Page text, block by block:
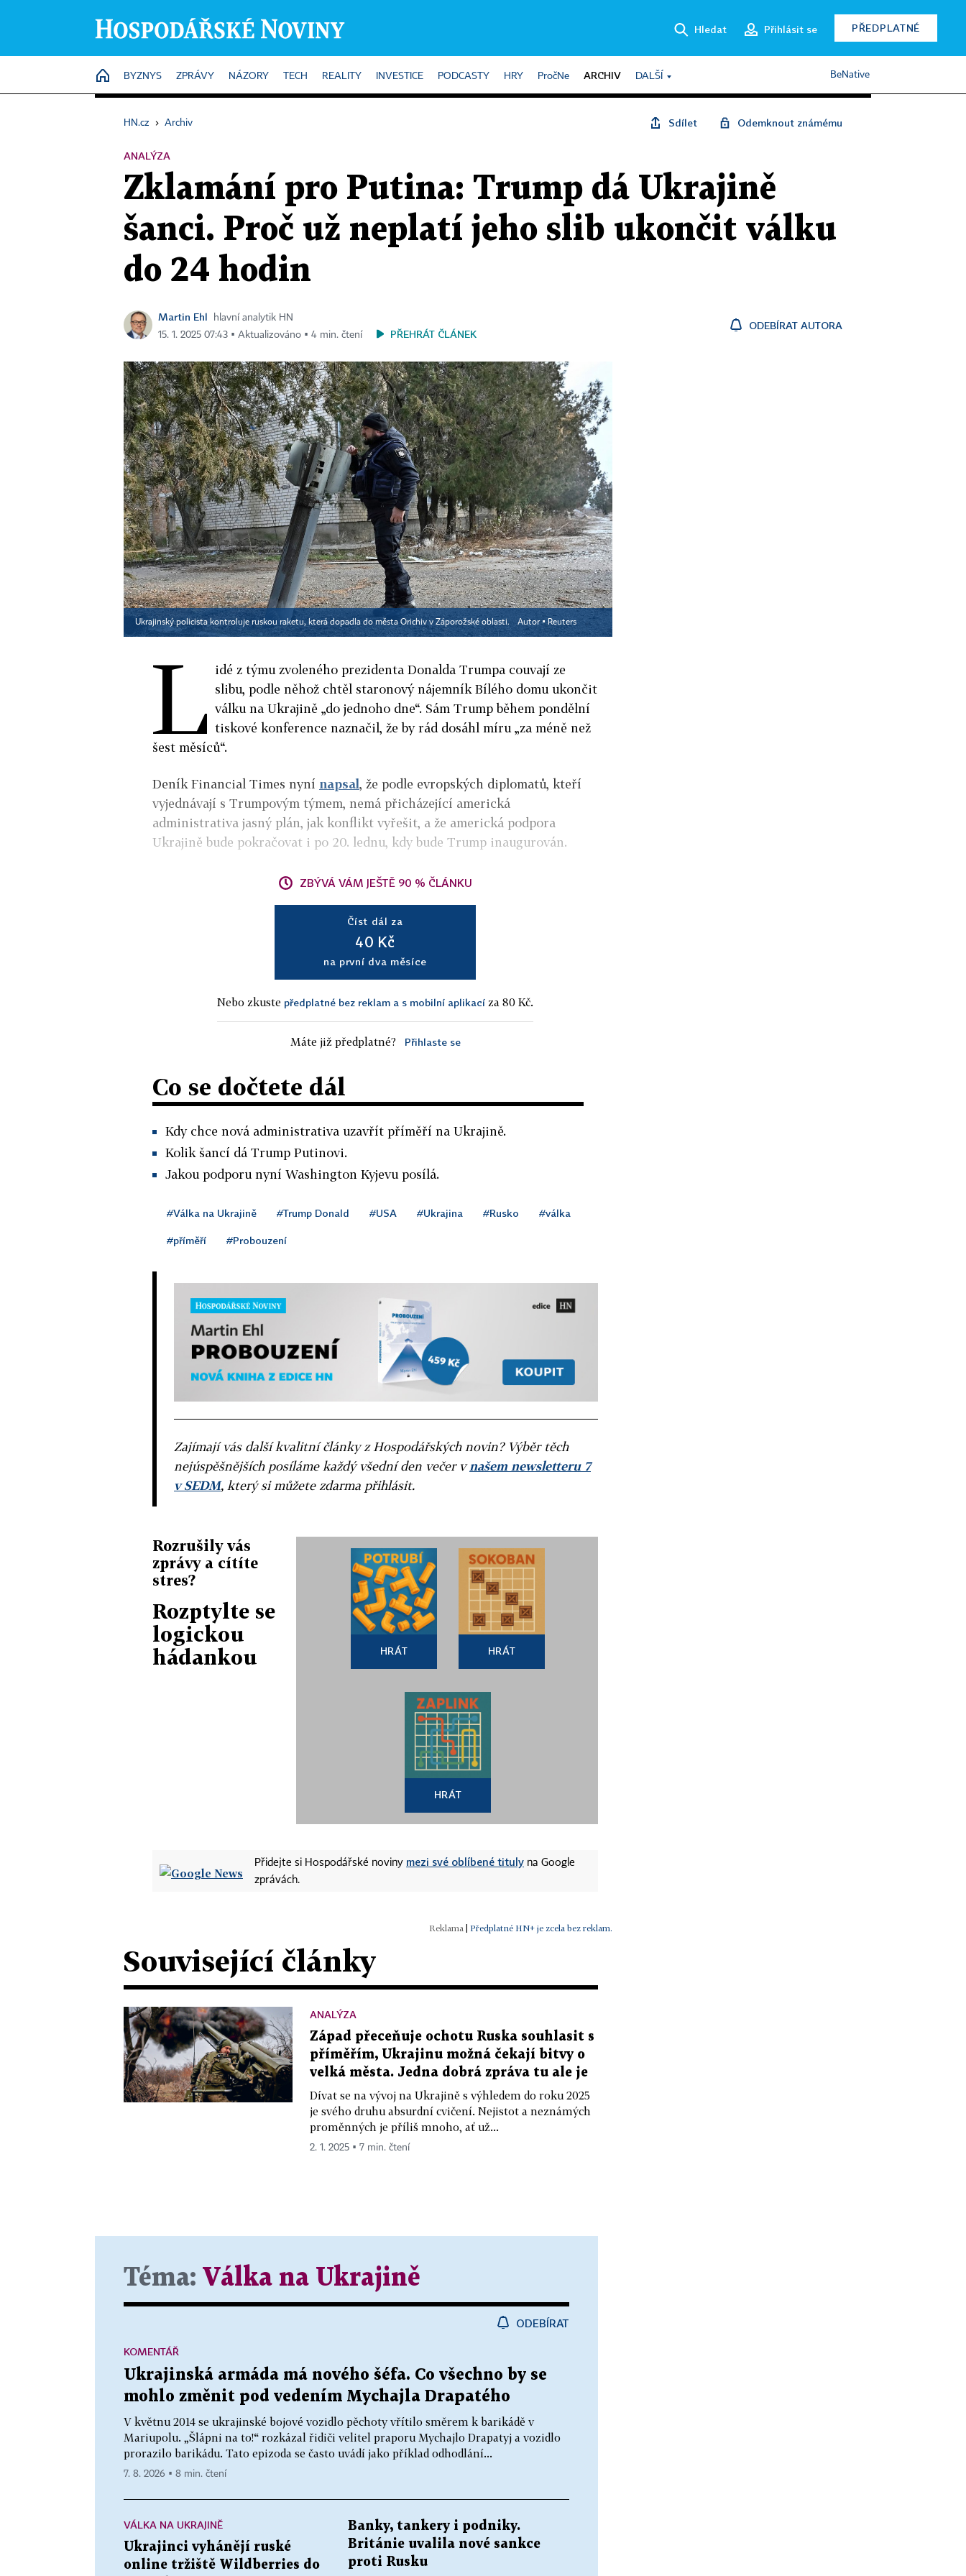
Hledat Přihlásit se PŘEDPLATNÉ
HOME
BYZNYS ZPRÁVY NÁZORY TECH REALITY INVESTICE PODCASTY HRY PročNe ARCHIV DALŠÍ BeNative
HN.cz › Archiv Sdílet Odemknout známému
ANALÝZA
Zklamání pro Putina: Trump dá Ukrajině
šanci. Proč už neplatí jeho slib ukončit válku
do 24 hodin
Martin Ehl
hlavní analytik HN
15. 1. 2025 07:43 ▪ Aktualizováno ▪ 4 min. čtení
PŘEHRÁT ČLÁNEK
ODEBÍRAT AUTORA
Ukrajinský policista kontroluje ruskou raketu, která dopadla do města Orichiv v Záporožské oblasti. Autor ▪ Reuters
L idé z týmu zvoleného prezidenta Donalda Trumpa couvají ze
slibu, podle něhož chtěl staronový nájemník Bílého domu ukončit
válku na Ukrajině „do jednoho dne“. Sám Trump během pondělní
tiskové konference naznačil, že by rád dosáhl míru „za méně než
šest měsíců“.
Deník Financial Times nyní napsal, že podle evropských diplomatů, kteří
vyjednávají s Trumpovým týmem, nemá přicházející americká
administrativa jasný plán, jak konflikt vyřešit, a že americká podpora
Ukrajině bude pokračovat i po 20. lednu, kdy bude Trump inaugurován.
ZBÝVÁ VÁM JEŠTĚ 90 % ČLÁNKU
Číst dál za
40 Kč
na první dva měsíce
Nebo zkuste předplatné bez reklam a s mobilní aplikací za 80 Kč.
Máte již předplatné? Přihlaste se
Co se dočtete dál
Kdy chce nová administrativa uzavřít příměří na Ukrajině.
Kolik šancí dá Trump Putinovi.
Jakou podporu nyní Washington Kyjevu posílá.
#Válka na Ukrajině #Trump Donald #USA #Ukrajina #Rusko #válka
#příměří #Probouzení
Zajímají vás další kvalitní články z Hospodářských novin? Výběr těch
nejúspěšnějších posíláme každý všední den večer vnašem newsletteru 7
v SEDM, který si můžete zdarma přihlásit.
Rozrušily vás
zprávy a cítíte
stres?
Rozptylte se
logickou
hádankou
HRÁT HRÁT
HRÁT
Přidejte si Hospodářské noviny mezi své oblíbené tituly na Google
zprávách.
Předplatné HN+ je zcela bez reklam.
Související články
ANALÝZA
Západ přeceňuje ochotu Ruska souhlasit s
příměřím, Ukrajinu možná čekají bitvy o
velká města. Jedna dobrá zpráva tu ale je
Dívat se na vývoj na Ukrajině s výhledem do roku 2025
je svého druhu absurd­ní cvičení. Nejistot a neznámých
proměnných je příliš mnoho, ať už...
2. 1. 2025 ▪ 7 min. čtení
Téma: Válka na Ukrajině
ODEBÍRAT
Ukrajinská armáda má nového šéfa. Co všechno by se
mohlo změnit pod vedením Mychajla Drapatého
V květnu 2014 se ukrajinské bojové vozidlo pěchoty vřítilo směrem k barikádě v
Mariupolu. „Šlápni na to!“ rozkázal řidiči velitel praporu Mychajlo Drapatyj a vozidlo
prorazilo barikádu. Tato epizoda se často uvádí jako příklad odhodlání...
KOMENTÁŘ
7. 8. 2026 ▪ 8 min. čtení
VÁLKA NA UKRAJINĚ
Ukrajinci vyhánějí ruské
online tržiště Wildberries do
Banky, tankery i podniky.
Británie uvalila nové sankce
proti Rusku